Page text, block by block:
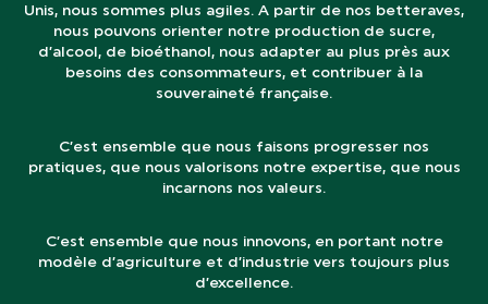
Unis, nous sommes plus agiles. A partir de nos betteraves,
nous pouvons orienter notre production de sucre,
d’alcool, de bioéthanol, nous adapter au plus près aux
besoins des consommateurs, et contribuer à la
souveraineté française.
C’est ensemble que nous faisons progresser nos
pratiques, que nous valorisons notre expertise, que nous
incarnons nos valeurs.
C’est ensemble que nous innovons, en portant notre
modèle d’agriculture et d’industrie vers toujours plus
d’excellence.